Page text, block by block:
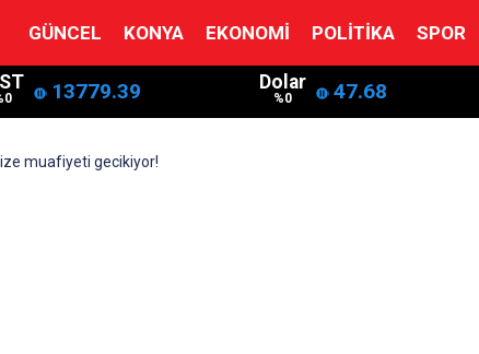
GÜNCEL KONYA EKONOMI POLITIKA SPOR
13779.39 Dolar
%0 47.68
muafiyeti gecikiyor!